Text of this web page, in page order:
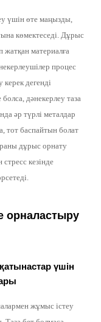
үшін өте маңызды,
көмектеседі. Дұрыс
жатқан материалға
процес
дегенді
дәнекерлеу таза
әр түрлі металдар
тот баспайтын болат
дұрыс орнату
кезінде
орналастыру
үшін
жұмыс істеу